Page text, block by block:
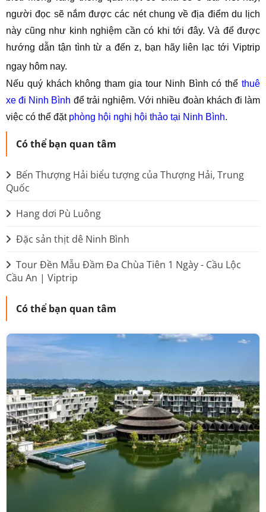
người đọc sẽ nắm được các nét chung về địa điểm du lịch
này cũng như kinh nghiệm cần có khi tới đây. Và để được
hướng dẫn tận tình từ a đến z, bạn hãy liên lạc tới Viptrip
ngay hôm nay.
Nếu quý khách không tham gia tour Ninh Bình có thể thuê
xe đi Ninh Bình để trải nghiệm. Với nhiều đoàn khách đi làm
việc có thể đặt phòng hội nghị hội thảo tại Ninh Bình.
Có thể bạn quan tâm
Bến Thượng Hải biểu tượng của Thượng Hải, Trung
Quốc
Hang dơi Pù Luông
Đặc sản thịt dê Ninh Bình
Tour Đền Mẫu Đầm Đa Chùa Tiên 1 Ngày - Cầu Lộc
Cầu An | Viptrip
Có thể bạn quan tâm